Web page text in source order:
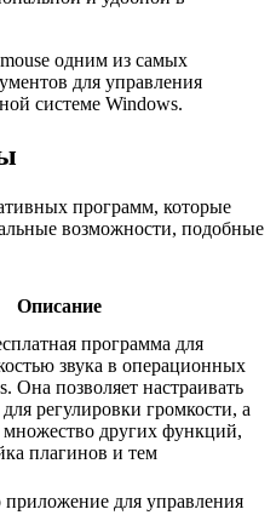
одним из самых
для управления
системе Windows.
программ, которые
возможности, подобные
Описание
программа для
звука в операционных
Она позволяет настраивать
регулировки громкости, а
множество других функций,
плагинов и тем
для управления